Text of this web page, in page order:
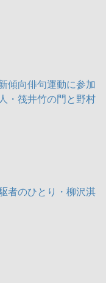
傾向俳句運動に参加
・筏井竹の門と野村
者のひとり・柳沢淇